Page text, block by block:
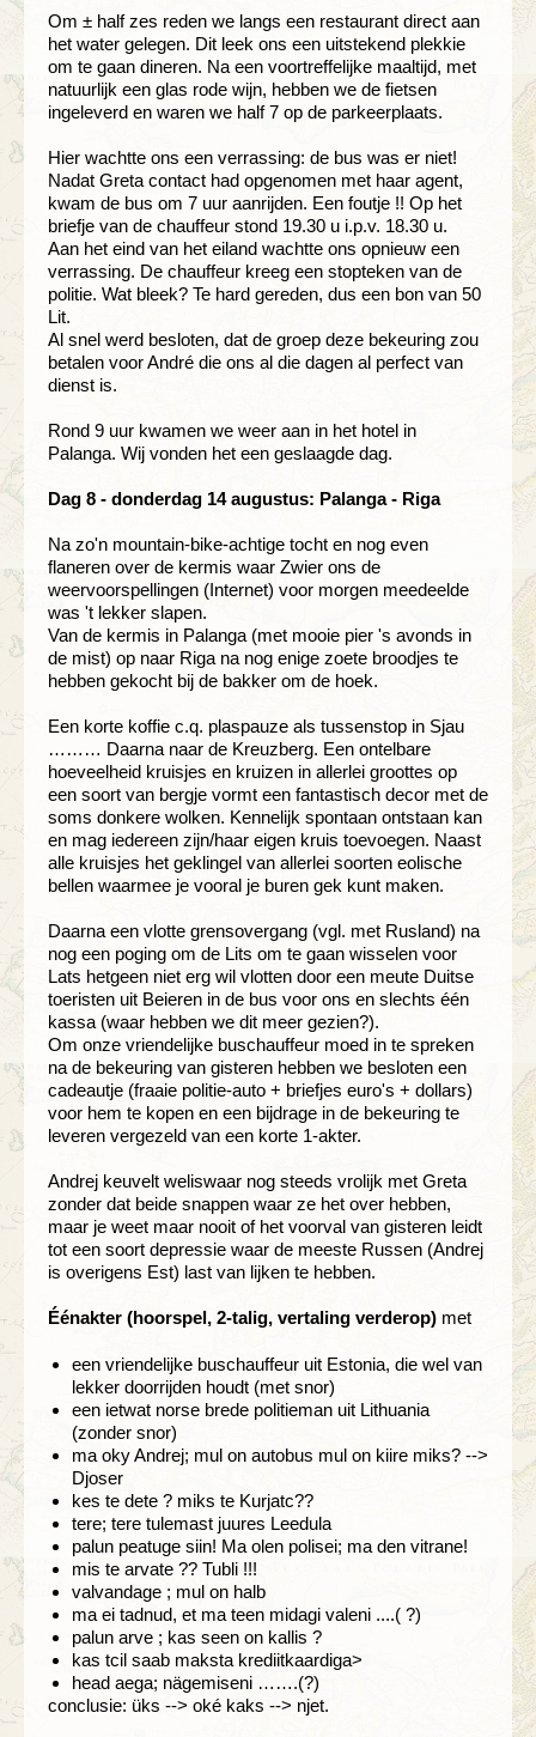
Om ± half zes reden we langs een restaurant direct aan
het water gelegen. Dit leek ons een uitstekend plekkie
om te gaan dineren. Na een voortreffelijke maaltijd, met
natuurlijk een glas rode wijn, hebben we de fietsen
ingeleverd en waren we half 7 op de parkeerplaats.
Hier wachtte ons een verrassing: de bus was er niet!
Nadat Greta contact had opgenomen met haar agent,
kwam de bus om 7 uur aanrijden. Een foutje !! Op het
briefje van de chauffeur stond 19.30 u i.p.v. 18.30 u.
Aan het eind van het eiland wachtte ons opnieuw een
verrassing. De chauffeur kreeg een stopteken van de
politie. Wat bleek? Te hard gereden, dus een bon van 50
Lit.
Al snel werd besloten, dat de groep deze bekeuring zou
betalen voor André die ons al die dagen al perfect van
dienst is.
Rond 9 uur kwamen we weer aan in het hotel in
Palanga. Wij vonden het een geslaagde dag.
Dag 8 - donderdag 14 augustus: Palanga - Riga
Na zo'n mountain-bike-achtige tocht en nog even
flaneren over de kermis waar Zwier ons de
weervoorspellingen (Internet) voor morgen meedeelde
was 't lekker slapen.
Van de kermis in Palanga (met mooie pier 's avonds in
de mist) op naar Riga na nog enige zoete broodjes te
hebben gekocht bij de bakker om de hoek.
Een korte koffie c.q. plaspauze als tussenstop in Sjau
……… Daarna naar de Kreuzberg. Een ontelbare
hoeveelheid kruisjes en kruizen in allerlei groottes op
een soort van bergje vormt een fantastisch decor met de
soms donkere wolken. Kennelijk spontaan ontstaan kan
en mag iedereen zijn/haar eigen kruis toevoegen. Naast
alle kruisjes het geklingel van allerlei soorten eolische
bellen waarmee je vooral je buren gek kunt maken.
Daarna een vlotte grensovergang (vgl. met Rusland) na
nog een poging om de Lits om te gaan wisselen voor
Lats hetgeen niet erg wil vlotten door een meute Duitse
toeristen uit Beieren in de bus voor ons en slechts één
kassa (waar hebben we dit meer gezien?).
Om onze vriendelijke buschauffeur moed in te spreken
na de bekeuring van gisteren hebben we besloten een
cadeautje (fraaie politie-auto + briefjes euro's + dollars)
voor hem te kopen en een bijdrage in de bekeuring te
leveren vergezeld van een korte 1-akter.
Andrej keuvelt weliswaar nog steeds vrolijk met Greta
zonder dat beide snappen waar ze het over hebben,
maar je weet maar nooit of het voorval van gisteren leidt
tot een soort depressie waar de meeste Russen (Andrej
is overigens Est) last van lijken te hebben.
Éénakter (hoorspel, 2-talig, vertaling verderop) met
een vriendelijke buschauffeur uit Estonia, die wel van
lekker doorrijden houdt (met snor)
een ietwat norse brede politieman uit Lithuania
(zonder snor)
ma oky Andrej; mul on autobus mul on kiire miks? -->
Djoser
kes te dete ? miks te Kurjatc??
tere; tere tulemast juures Leedula
palun peatuge siin! Ma olen polisei; ma den vitrane!
mis te arvate ?? Tubli !!!
valvandage ; mul on halb
ma ei tadnud, et ma teen midagi valeni ....( ?)
palun arve ; kas seen on kallis ?
kas tcil saab maksta krediitkaardiga>
head aega; nägemiseni …….(?)
conclusie: üks --> oké kaks --> njet.